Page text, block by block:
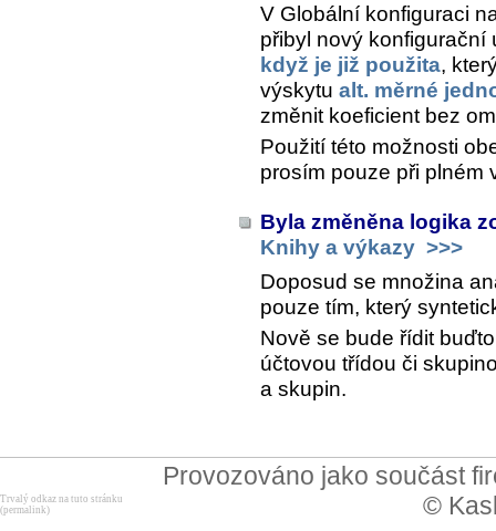
V Globální konfiguraci
přibyl nový konfigurační
když je již použita,
výskytu alt. měrné
změnit koeficient bez
Použití této možnosti
prosím pouze při plném
Byla změněna logika
Knihy a výkazy >>>
Doposud se množina
pouze tím, který
Nově se bude řídit
účtovou třídou či
a skupin.
Provozováno jako součást
©
Trvalý odkaz na tuto stránku
(permalink)